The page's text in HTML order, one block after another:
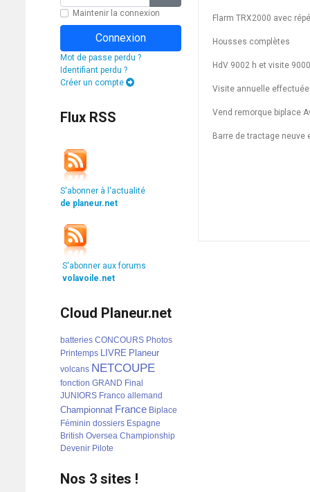
Afficher le mot de passe
Maintenir la connexion
Connexion
Mot de passe perdu ?
Identifiant perdu ?
Créer un compte
Flux RSS
S'abonner à l'actualité
de planeur.net
S'abonner aux forums
volavoile.net
Cloud Planeur.net
batteries CONCOURS Photos
Printemps LIVRE Planeur
volcans NETCOUPE
fonction GRAND Final
JUNIORS Franco allemand
Championnat France Biplace
Féminin dossiers Espagne
British Oversea Championship
Devenir Pilote
Nos 3 sites !
Flarm TRX2000 avec
Housses complètes
HdV 9002 h et visite
Visite annuelle
Vend remorque biplace
Barre de tractage neuve